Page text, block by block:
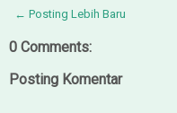
← Posting Lebih Baru
0 Comments:
Posting Komentar